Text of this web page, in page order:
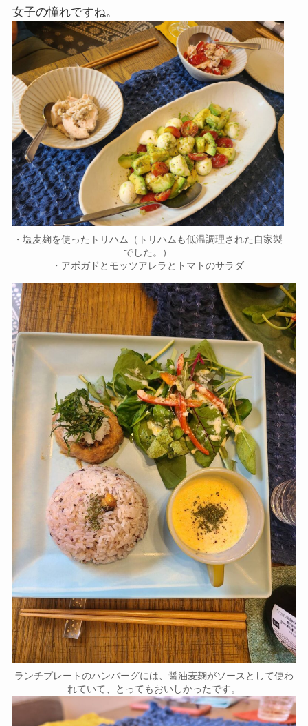
女子の憧れですね。
・塩麦麹を使ったトリハム（トリハムも低温調理された自家製
でした。）
・アボガドとモッツアレラとトマトのサラダ
ランチプレートのハンバーグには、醤油麦麹がソースとして使わ
れていて、とってもおいしかったです。